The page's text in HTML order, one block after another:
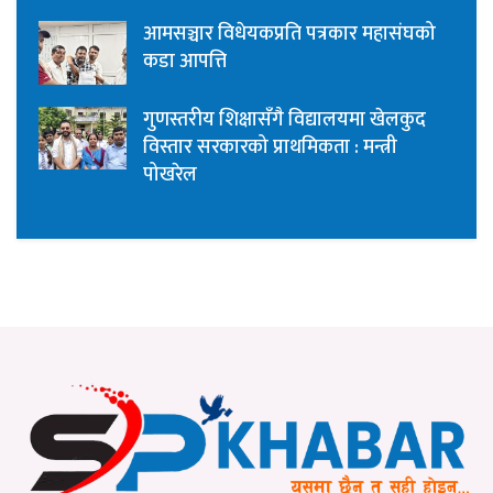
आमसञ्चार विधेयकप्रति पत्रकार महासंघको
कडा आपत्ति
गुणस्तरीय शिक्षासँगै विद्यालयमा खेलकुद
विस्तार सरकारको प्राथमिकता : मन्त्री
पोखरेल